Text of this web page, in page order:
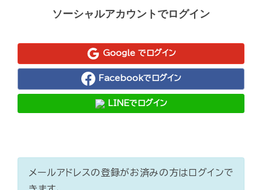
ソーシャルアカウントでログイン
Google でログイン
Facebookでログイン
LINEでログイン
メールアドレスの登録がお済みの方はログインで